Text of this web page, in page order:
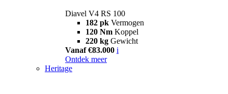
Diavel V4 RS 100
182 pk Vermogen
120 Nm Koppel
220 kg Gewicht
Vanaf €83.000 i
Ontdek meer
Heritage